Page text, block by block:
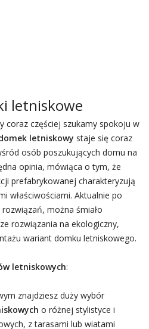
letniskowe
coraz częściej szukamy spokoju w
letniskowy staje się coraz
osób poszukujących domu na
opinia, mówiąca o tym, że
prefabrykowanej charakteryzują
właściwościami. Aktualnie po
można śmiało
rozwiązania na ekologiczny,
wariant domku letniskowego.
letniskowych:
znajdziesz duży wybór
o różnej stylistyce i
z tarasami lub wiatami